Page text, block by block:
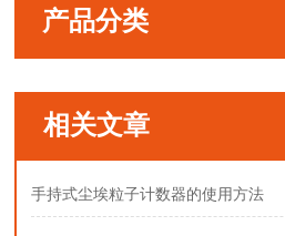
产品分类
相关文章
手持式尘埃粒子计数器的使用方法